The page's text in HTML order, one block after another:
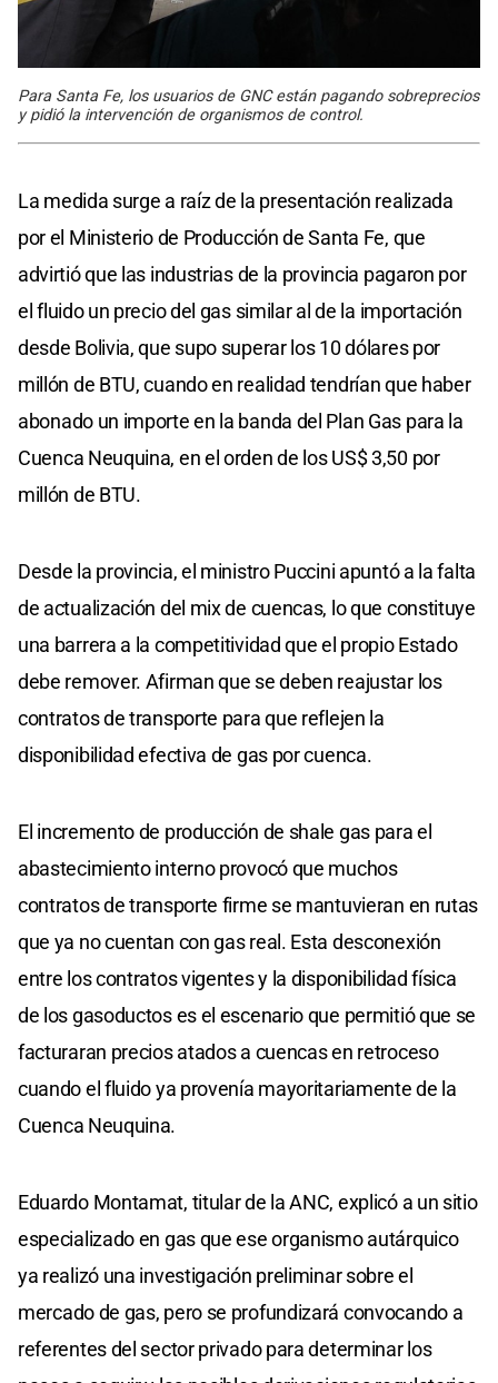
Para Santa Fe, los usuarios de GNC están pagando sobreprecios
y pidió la intervención de organismos de control.
La medida surge a raíz de la presentación realizada
por el Ministerio de Producción de Santa Fe, que
advirtió que las industrias de la provincia pagaron por
el fluido un precio del gas similar al de la importación
desde Bolivia, que supo superar los 10 dólares por
millón de BTU, cuando en realidad tendrían que haber
abonado un importe en la banda del Plan Gas para la
Cuenca Neuquina, en el orden de los US$ 3,50 por
millón de BTU.
Desde la provincia, el ministro Puccini apuntó a la falta
de actualización del mix de cuencas, lo que constituye
una barrera a la competitividad que el propio Estado
debe remover. Afirman que se deben reajustar los
contratos de transporte para que reflejen la
disponibilidad efectiva de gas por cuenca.
El incremento de producción de shale gas para el
abastecimiento interno provocó que muchos
contratos de transporte firme se mantuvieran en rutas
que ya no cuentan con gas real. Esta desconexión
entre los contratos vigentes y la disponibilidad física
de los gasoductos es el escenario que permitió que se
facturaran precios atados a cuencas en retroceso
cuando el fluido ya provenía mayoritariamente de la
Cuenca Neuquina.
Eduardo Montamat, titular de la ANC, explicó a un sitio
especializado en gas que ese organismo autárquico
ya realizó una investigación preliminar sobre el
mercado de gas, pero se profundizará convocando a
referentes del sector privado para determinar los